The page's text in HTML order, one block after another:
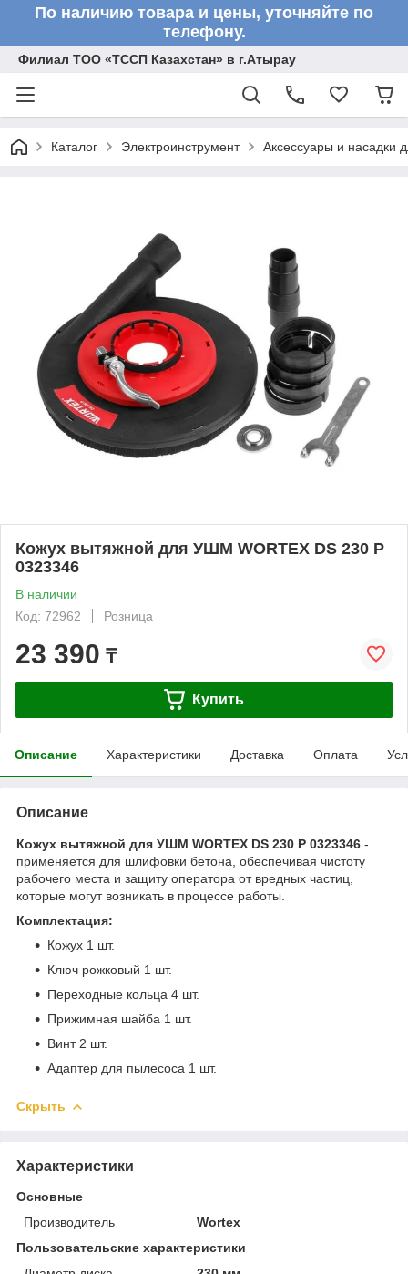
По наличию товара и цены, уточняйте по
телефону.
Филиал ТОО «ТССП Казахстан» в г.Атырау
Каталог Электроинструмент Аксессуары и насадки
Кожух вытяжной для УШМ WORTEX DS 230 P
0323346
В наличии
Код: 72962
Розница
23 390 ₸
Купить
Описание Характеристики Доставка Оплата
Описание
Кожух вытяжной для УШМ WORTEX DS 230 P 0323346 -
применяется для шлифовки бетона, обеспечивая чистоту
рабочего места и защиту оператора от вредных частиц,
которые могут возникать в процессе работы.
Комплектация:
Кожух 1 шт.
Ключ рожковый 1 шт.
Переходные кольца 4 шт.
Прижимная шайба 1 шт.
Винт 2 шт.
Адаптер для пылесоса 1 шт.
Скрыть
Характеристики
Основные
Производитель
Wortex
Пользовательские характеристики